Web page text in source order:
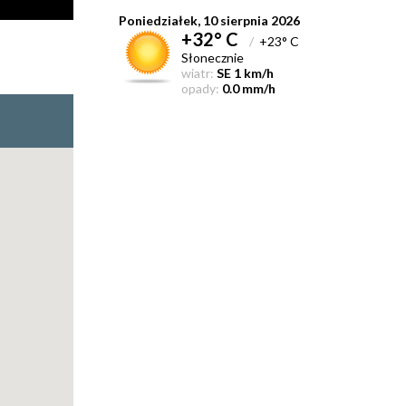
Poniedziałek, 10 sierpnia 2026
+32° C / +23° C
Słonecznie
wiatr: SE 1 km/h
opady: 0.0 mm/h